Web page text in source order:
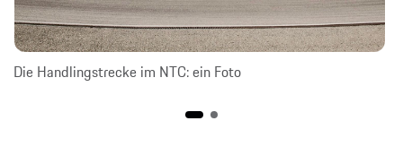
Die Handlingstrecke im NTC: ein Foto